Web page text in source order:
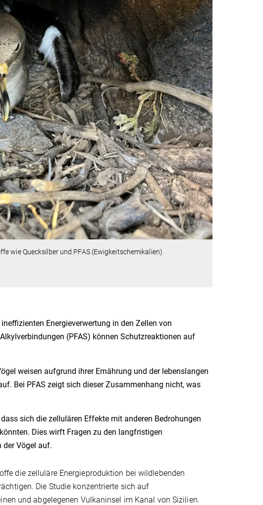
wie Quecksilber und PFAS (Ewigkeitschemikalien)
Energieverwertung in den Zellen von
(PFAS) können Schutzreaktionen auf
weisen aufgrund ihrer Ernährung und der lebenslangen
Bei PFAS zeigt sich dieser Zusammenhang nicht, was
sich die zellulären Effekte mit anderen Bedrohungen
Dies wirft Fragen zu den langfristigen
der Vögel auf.
die zelluläre Energieproduktion bei wildlebenden
Die Studie konzentrierte sich auf
und abgelegenen Vulkaninsel im Kanal von Sizilien.